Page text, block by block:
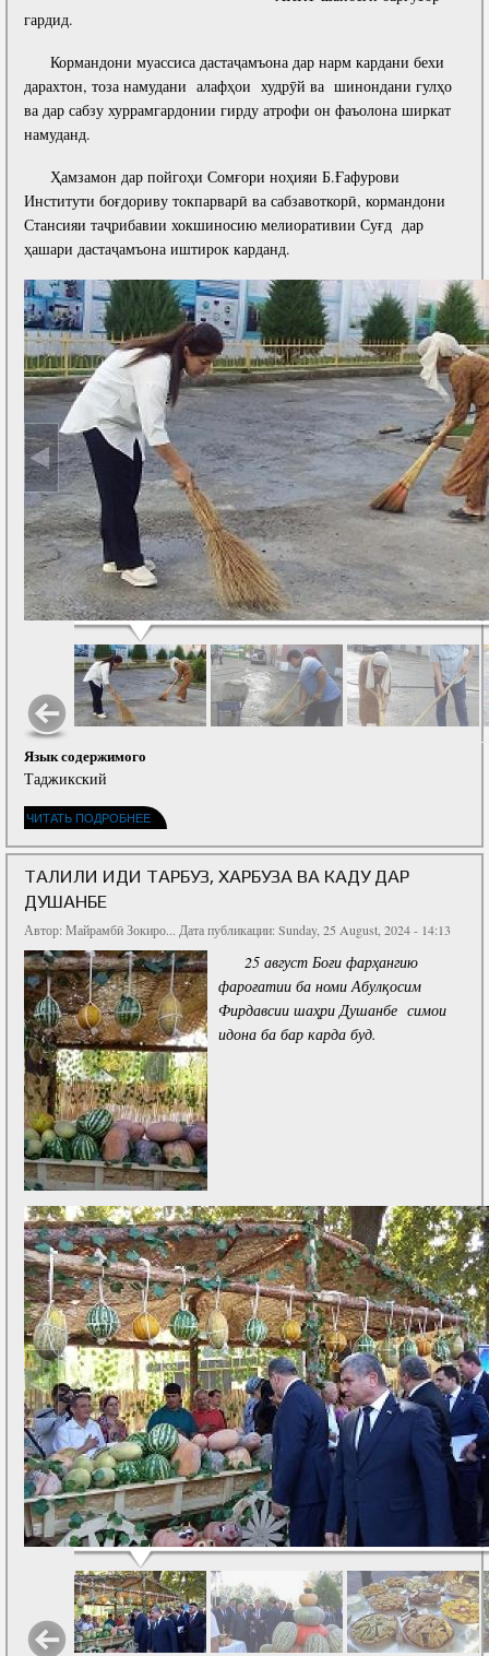
Полномочия
Биография
Книги
Статьи
Пресс-центр
ПРЕЗИДЕНТ РЕСПУБЛИКИ ТАДЖИКИСТАН
Структура Института
Руководители и сотрудники
История руководителей
гардид.
Кормандони муассиса дастаҷамъона дар нарм кардани бехи
дарахтон, тоза намудани алафҳои худрӯй ва шинондани гулҳо
ва дар сабзу хуррамгардонии гирду атрофи он фаъолона ширкат
намуданд.
Ҳамзамон дар пойгоҳи Сомғори ноҳияи Б.Ғафурови
Институти боғдориву токпарварӣ ва сабзавоткорӣ, кормандони
Стансияи таҷрибавии хокшиносию мелиоративии Суғд дар
ҳашари дастаҷамъона иштирок карданд.
Язык содержимого
Таджикский
ЧИТАТЬ ПОДРОБНЕЕ
ТАҶЛИЛИ ИДИ ТАРБУЗ, ХАРБУЗА ВА КАДУ ДАР
ДУШАНБЕ
Автор: Майрамбӣ Зокиро... Дата публикации: Sunday, 25 August, 2024 - 14:13
25 август Боғи фарҳангию
фароғатии ба номи Абулқосим
Фирдавсии шаҳри Душанбе симои
идона ба бар карда буд.